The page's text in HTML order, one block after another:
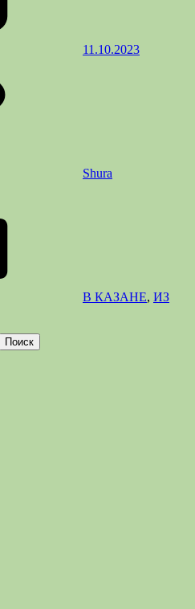
11.10.2023
Shura
В КАЗАНЕ, ИЗ
Поиск